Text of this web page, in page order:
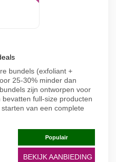
bundels (exfoliant +
25-30% minder dan
zijn ontworpen voor
full-size producten
van een complete
Populair
BEKIJK AANBIEDING